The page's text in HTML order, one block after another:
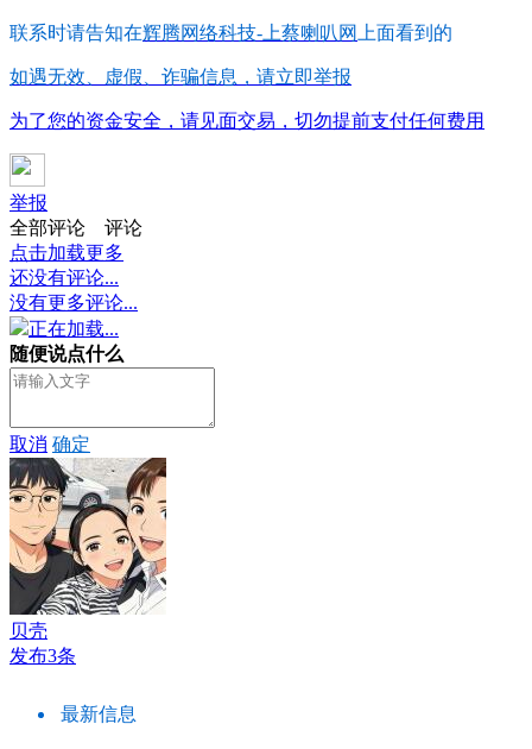
联系时请告知在辉腾网络科技-上蔡喇叭网 上面看到的
如遇无效、虚假、诈骗信息，请立即举报
为了您的资金安全，请见面交易，切勿提前支付任何费用
举报
全部评论
评论
点击加载更多
还没有评论...
没有更多评论...
正在加载...
随便说点什么
取消 确定
贝壳
发布3条
最新信息